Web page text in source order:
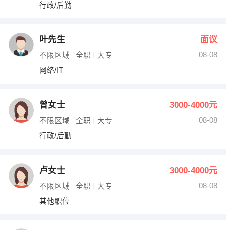
行政/后勤
叶先生 面议
不限区域 全职 大专
08-08
网络/IT
曾女士 3000-4000元
不限区域 全职 大专
08-08
行政/后勤
卢女士 3000-4000元
不限区域 全职 大专
08-08
其他职位